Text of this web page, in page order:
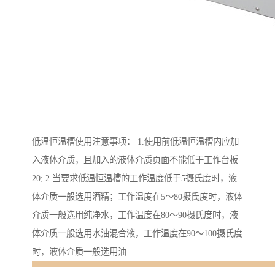
低温恒温槽使用注意事项： 1.使用前低温恒温槽内应加
入液体介质，且加入的液体介质页面不能低于工作台板
20; 2.当要求低温恒温槽的工作温度低于5摄氏度时，液
体介质一般选用酒精；工作温度在5～80摄氏度时，液体
介质一般选用纯净水，工作温度在80～90摄氏度时，液
体介质一般选用水油混合液，工作温度在90～100摄氏度
时，液体介质一般选用油